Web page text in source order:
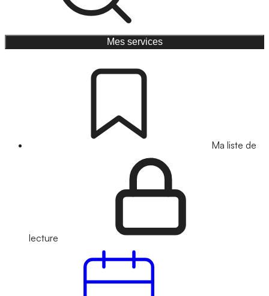
Mes services
Ma liste de
lecture